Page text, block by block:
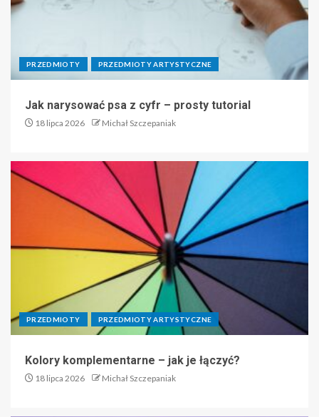
PRZEDMIOTY PRZEDMIOTY ARTYSTYCZNE
Jak narysować psa z cyfr – prosty tutorial
18 lipca 2026 Michał Szczepaniak
PRZEDMIOTY PRZEDMIOTY ARTYSTYCZNE
Kolory komplementarne – jak je łączyć?
18 lipca 2026 Michał Szczepaniak